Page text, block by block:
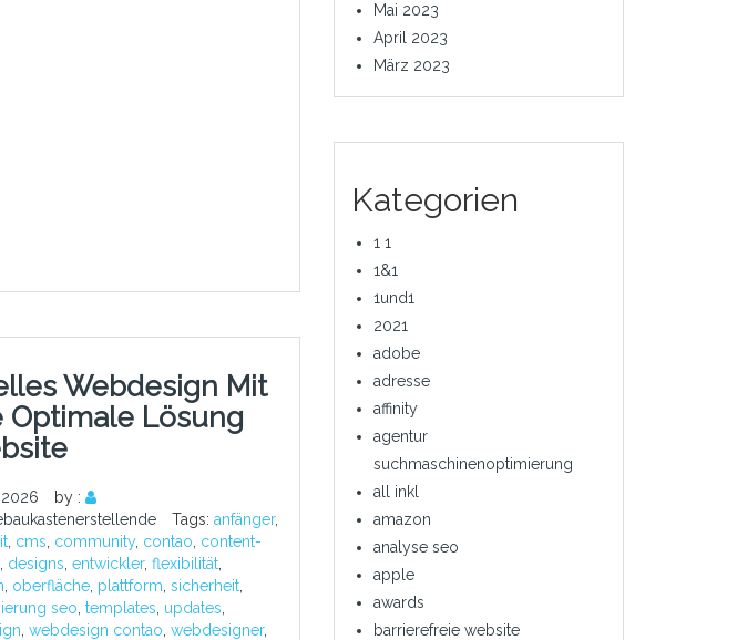
Webdesign Mit
Optimale Lösung
by :
Tags: anfänger,
, cms community, contao content-
designs entwickler, flexibilität,
oberfläche, plattform sicherheit,
seo templates updates
webdesign contao webdesigner,
Mai 2023
April 2023
März 2023
Kategorien
1 1
1&1
1und1
2021
adobe
adresse
affinity
agentur
suchmaschinenoptimierung
all inkl
amazon
analyse seo
apple
awards
barrierefreie website